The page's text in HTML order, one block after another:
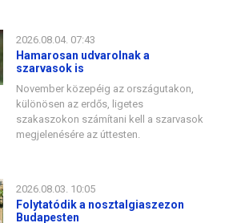
2026.08.04. 07:43
Hamarosan udvarolnak a
szarvasok is
November közepéig az országutakon,
különösen az erdős, ligetes
szakaszokon számítani kell a szarvasok
megjelenésére az úttesten.
2026.08.03. 10:05
Folytatódik a nosztalgiaszezon
Budapesten